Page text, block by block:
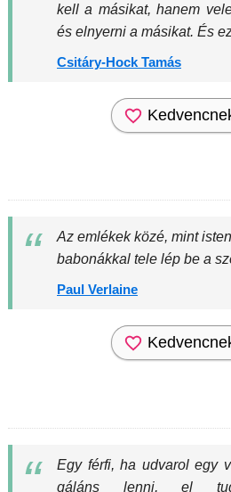
kell a másikat, hanem
és elnyerni a másikat. És
Csitáry-Hock Tamás
Az emlékek közé, mint
babonákkal tele lép be a
Paul Verlaine
Egy férfi, ha udvarol egy
gáláns lenni, el